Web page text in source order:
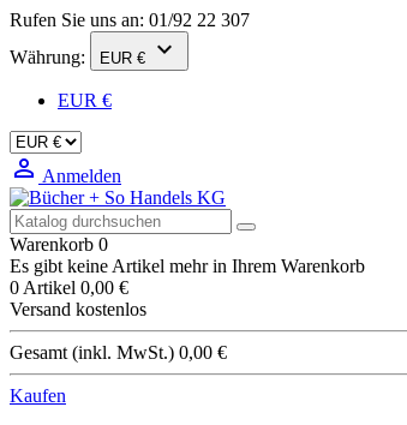
Rufen Sie uns an: 01/92 22 307
Währung:
EUR € 
EUR €
 Anmelden
Warenkorb 0
Es gibt keine Artikel mehr in Ihrem Warenkorb
0 Artikel 0,00 €
Versand kostenlos
Gesamt (inkl. MwSt.) 0,00 €
Kaufen